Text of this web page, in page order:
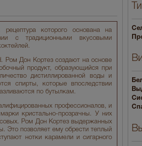
которого основана на
с традиционными вкусовыми
Ром Дон Кортез создают на основе
продукт, образующийся при
дистиллированной воды и
спирты, которые впоследствии
по бутылкам.
профессионалов, и
кристально-прозрачны. У них
Ром Дон Кортез выдержанных
Это позволяет ему обрести теплый
нотки карамели и сигарного